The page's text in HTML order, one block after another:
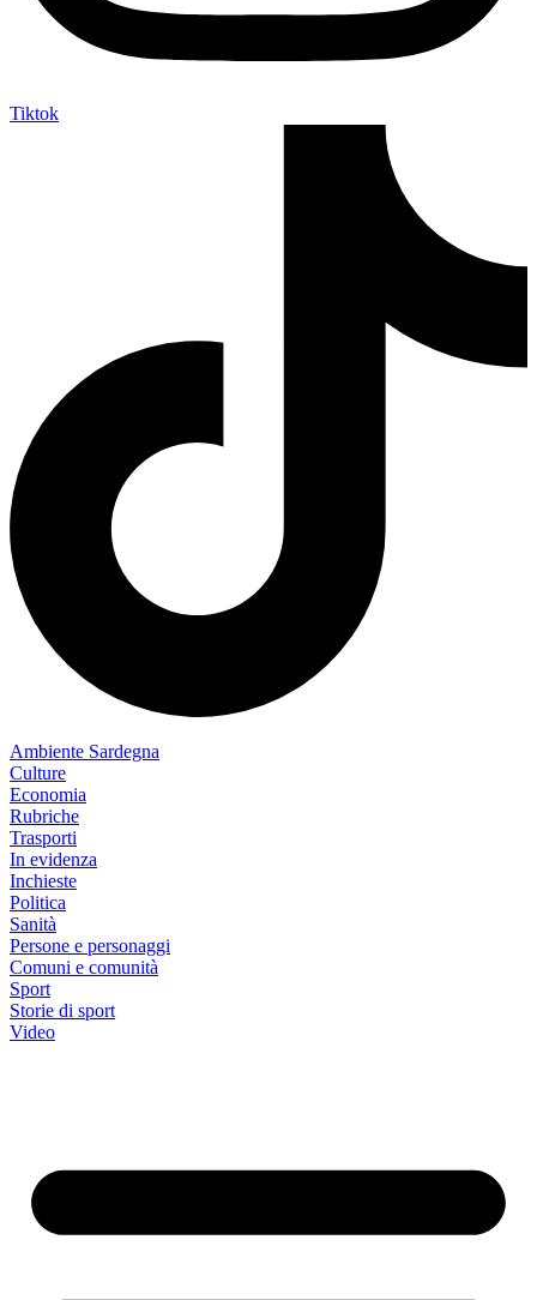
Tiktok
Ambiente Sardegna
Culture
Economia
Rubriche
Trasporti
In evidenza
Inchieste
Politica
Sanità
Persone e personaggi
Comuni e comunità
Sport
Storie di sport
Video